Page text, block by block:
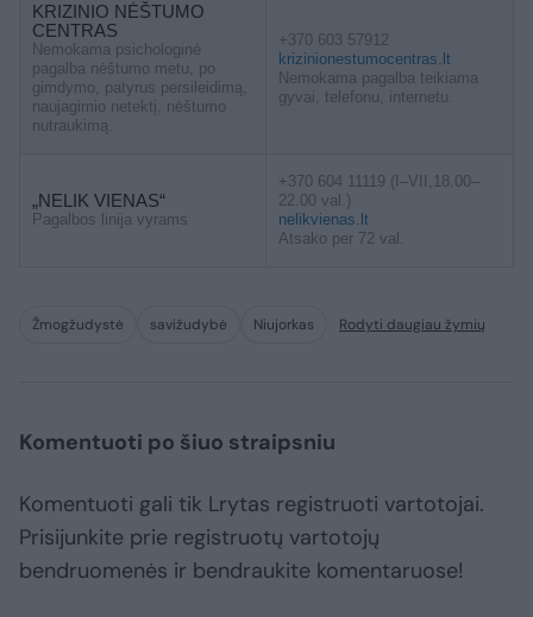
KRIZINIO NĖŠTUMO
CENTRAS
Nemokama psichologinė
pagalba nėštumo metu, po
gimdymo, patyrus persileidimą,
naujagimio netektį, nėštumo
nutraukimą.
+370 603 57912
krizinionestumocentras.lt
Nemokama pagalba teikiama
gyvai, telefonu, internetu.
„NELIK VIENAS“
Pagalbos linija vyrams
+370 604 11119 (I–VII,18.00–
22.00 val.)
nelikvienas.lt
Atsako per 72 val.
Žmogžudystė savižudybė Niujorkas Rodyti daugiau žymių
Komentuoti po šiuo straipsniu
Komentuoti gali tik Lrytas registruoti vartotojai.
Prisijunkite prie registruotų vartotojų
bendruomenės ir bendraukite komentaruose!